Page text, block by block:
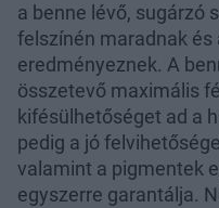
a benne lévő, sugárzó
felszínén maradnak
eredményeznek. A
összetevő maximális
kifésülhetőséget ad a
pedig a jó
valamint a pigmentek
egyszerre garantálja.